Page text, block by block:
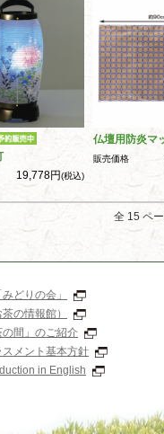
19,778円(税込)
仏壇用防炎マ
販売価格
全 15 ペ
どりの会」
の情報館）
間」のご紹介
メント基本方針
in English